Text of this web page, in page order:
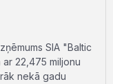
SIA "Baltic
22,475 miljonu
nekā gadu